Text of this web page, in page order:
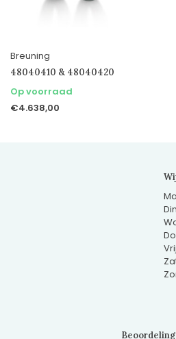
Breuning
48040410 & 48040420
Op voorraad
€4.638,00